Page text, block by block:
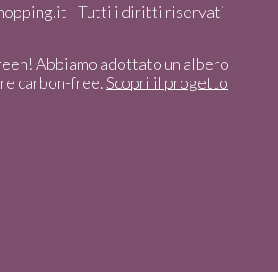
- Tutti i diritti riservati
Abbiamo adottato un albero
carbon-free.Scopri il progetto